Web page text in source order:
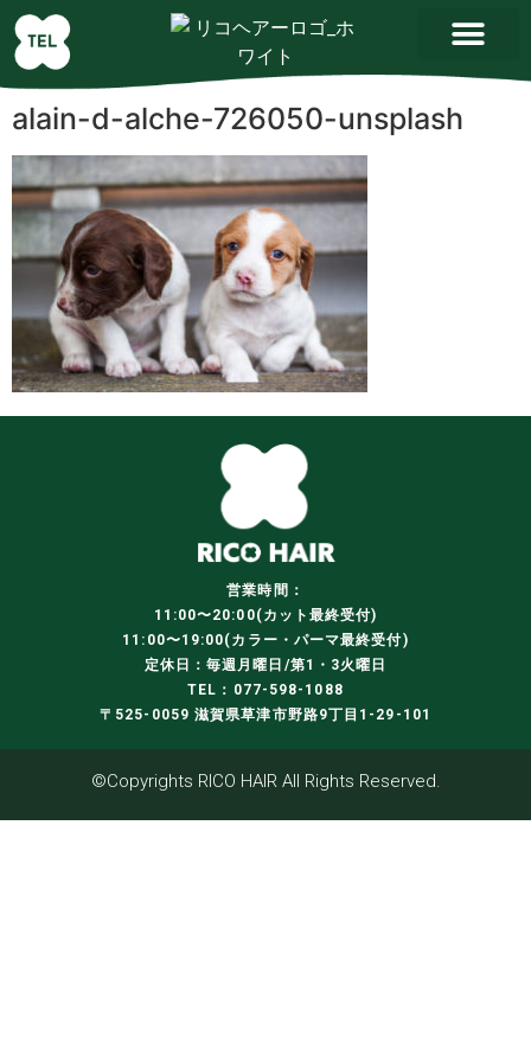
alain-d-alche-726050-unsplash
営業時間：
11:00〜20:00(カット最終受付)
11:00〜19:00(カラー・パーマ最終受付)
定休日：毎週月曜日/第1・3火曜日
TEL：077-598-1088
〒525-0059 滋賀県草津市野路9丁目1-29-101
©Copyrights RICO HAIR All Rights Reserved.